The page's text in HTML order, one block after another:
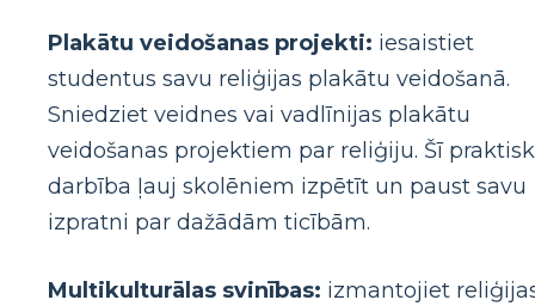
Plakātu veidošanas projekti: iesaistiet
studentus savu reliģijas plakātu veidošanā.
Sniedziet veidnes vai vadlīnijas plakātu
veidošanas projektiem par reliģiju. Šī
darbība ļauj skolēniem izpētīt un paust savu
izpratni par dažādām ticībām.
Multikulturālas svinības: izmantojiet